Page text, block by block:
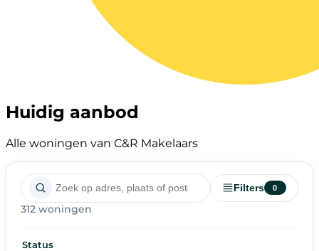
Huidig aanbod
Alle woningen van C&R Makelaars
Filters 0
312 woningen
Status